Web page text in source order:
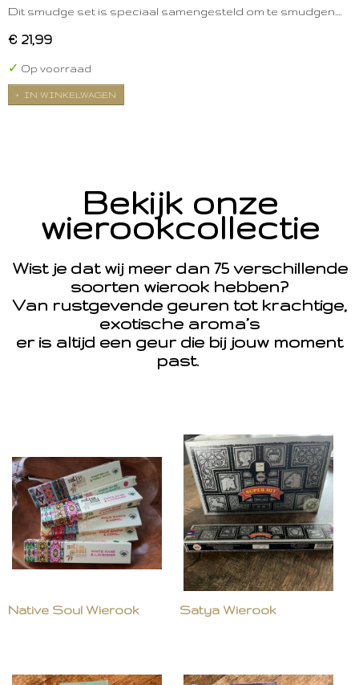
Dit smudge set is speciaal samengesteld om te smudgen.…
€ 21,99
✓ Op voorraad
IN WINKELWAGEN
Bekijk onze
wierookcollectie
Wist je dat wij meer dan 75 verschillende
soorten wierook hebben?
Van rustgevende geuren tot krachtige,
exotische aroma’s
er is altijd een geur die bij jouw moment
past.
Native Soul Wierook Satya Wierook